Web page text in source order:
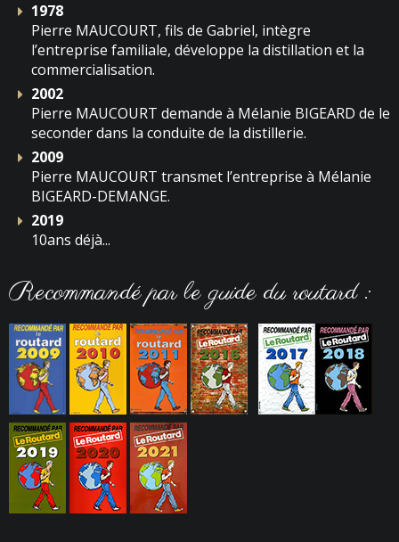
1978
Pierre MAUCOURT, fils de Gabriel, intègre
l’entreprise familiale, développe la distillation et la
commercialisation.
2002
Pierre MAUCOURT demande à Mélanie BIGEARD de le
seconder dans la conduite de la distillerie.
2009
Pierre MAUCOURT transmet l’entreprise à Mélanie
BIGEARD-DEMANGE.
2019
10ans déjà...
Recommandé par le guide du routard :